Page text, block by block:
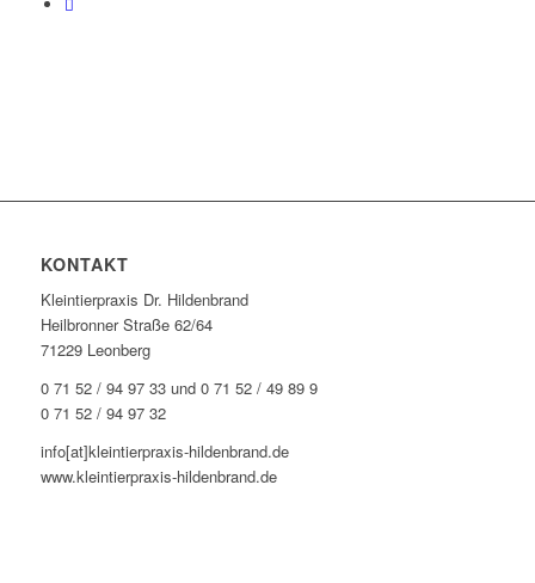
KONTAKT
Kleintierpraxis Dr. Hildenbrand
Heilbronner Straße 62/64
71229 Leonberg
0 71 52 / 94 97 33 und 0 71 52 / 49 89 9
0 71 52 / 94 97 32
info[at]kleintierpraxis-hildenbrand.de
www.kleintierpraxis-hildenbrand.de